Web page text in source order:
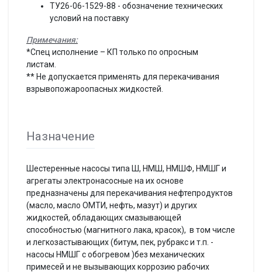
ТУ26-06-1529-88 - обозначение технических
условий на поставку
Примечания:
*Спец исполнение – КП только по опросным
листам.
** Не допускается применять для перекачивания
взрывопожароопасных жидкостей.
Назначение
Шестеренные насосы типа Ш, НМШ, НМШФ, НМШГ и
агрегаты электронасосные на их основе
предназначены для перекачивания нефтепродуктов
(масло, масло ОМТИ, нефть, мазут) и других
жидкостей, обладающих смазывающей
способностью (магнитного лака, красок), в том числе
и легкозастывающих (битум, пек, рубракс и т.п. -
насосы НМШГ с обогревом )без механических
примесей и не вызывающих коррозию рабочих